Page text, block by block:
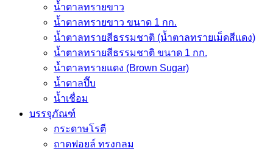
น้ำตาลทรายขาว
น้ำตาลทรายขาว ขนาด 1 กก.
น้ำตาลทรายสีธรรมชาติ (น้ำตาลทรายเม็ดสีแดง)
น้ำตาลทรายสีธรรมชาติ ขนาด 1 กก.
น้ำตาลทรายแดง (Brown Sugar)
น้ำตาลปี๊บ
น้ำเชื่อม
บรรจุภัณฑ์
กระดาษโรตี
ถาดฟอยล์ ทรงกลม